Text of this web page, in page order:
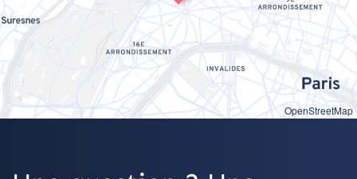
OpenStreetMap